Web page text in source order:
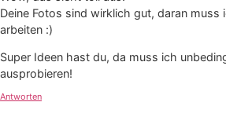
Deine Fotos sind wirklich gut, daran
arbeiten :)
Super Ideen hast du, da muss ich
ausprobieren!
Antworten